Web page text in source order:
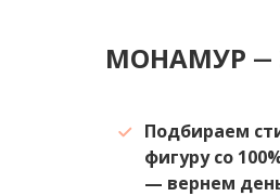
МОНАМУР —
Подбираем
фигуру со
— вернем